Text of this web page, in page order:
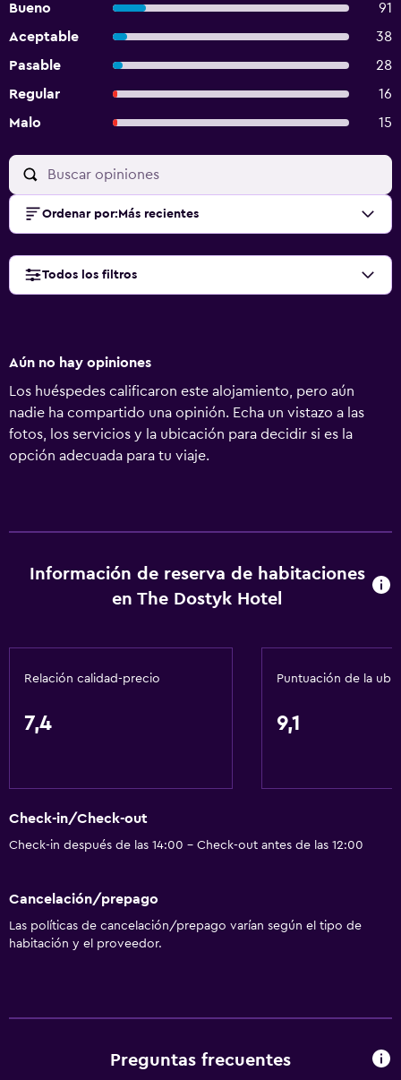
Bueno
91
Aceptable
38
Pasable
28
Regular
16
Malo
15
Ordenar por: Más recientes
Todos los filtros
Aún no hay opiniones
Los huéspedes calificaron este alojamiento, pero aún
nadie ha compartido una opinión. Echa un vistazo a las
fotos, los servicios y la ubicación para decidir si es la
opción adecuada para tu viaje.
Información de reserva de habitaciones
en The Dostyk Hotel
Relación calidad-precio
7,4
Puntuación de la
9,1
Check-in/Check-out
Check-in después de las 14:00 - Check-out antes de las 12:00
Cancelación/prepago
Las políticas de cancelación/prepago varían según el tipo de
habitación y el proveedor.
Preguntas frecuentes